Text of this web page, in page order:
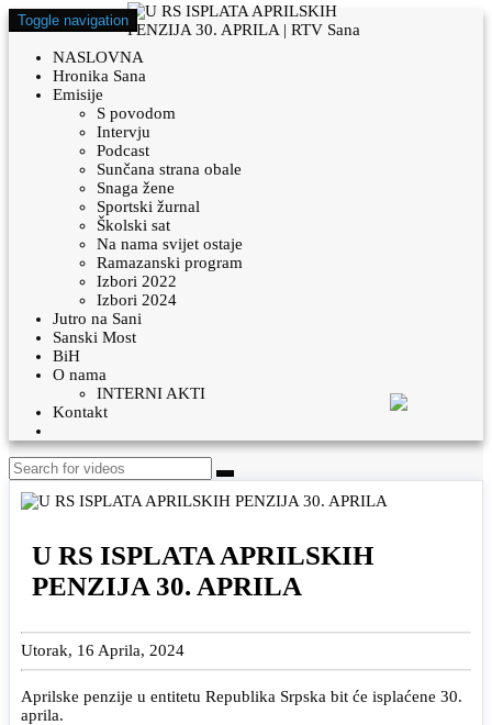
Toggle navigation
NASLOVNA
Hronika Sana
Emisije
S povodom
Intervju
Podcast
Sunčana strana obale
Snaga žene
Sportski žurnal
Školski sat
Na nama svijet ostaje
Ramazanski program
Izbori 2022
Izbori 2024
Jutro na Sani
Sanski Most
BiH
O nama
INTERNI AKTI
Kontakt
U RS ISPLATA APRILSKIH
PENZIJA 30. APRILA
Utorak, 16 Aprila, 2024
Aprilske penzije u entitetu Republika Srpska bit će isplaćene 30.
aprila.